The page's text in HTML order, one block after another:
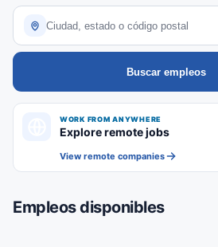
Buscar empleos
WORK FROM ANYWHERE
Explore remote jobs
View remote companies
Empleos disponibles